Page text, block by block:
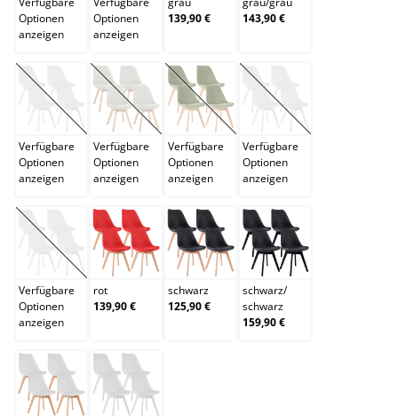
Optionen
anzeigen
Optionen
anzeigen
139,90 €
143,90 €
grün
(Diese Option ist zurzeit nicht verfügbar.)
Verfügbare
Optionen
anzeigen
hellgrau
(Diese Option ist zurzeit nicht verfügbar.)
Verfügbare
Optionen
anzeigen
hellgrün
(Diese Option ist zurzeit nicht
Verfügbare
Optionen
anzeigen
lila
(Diese Option ist
Verfügbare
Optionen
anzeigen
orange
(Diese Option ist zurzeit nicht verfügbar.)
Verfügbare
Optionen
anzeigen
rot
rot
139,90 €
schwarz
schwarz
125,90 €
schwarz/schwarz
schwarz/
schwarz
159,90 €
weiß weiß/weiß